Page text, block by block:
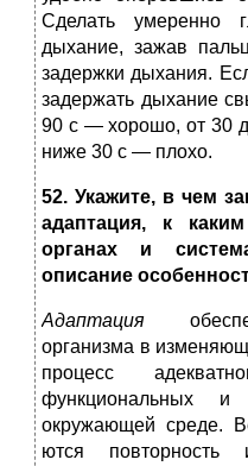
Сделать умеренно
дыхание, зажав
задержки дыхания.
задержать дыхание
90 с — хорошо, от 30
ниже 30 с — плохо.
52. Укажите, в чем
адаптация, к
органах и
описание
Адаптация
организма в
процесс
функциональных и
окружающей среде.
ются повторность